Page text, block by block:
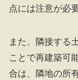
点には注意が必
また、隣接する
ことで再建築可
合は、隣地の所